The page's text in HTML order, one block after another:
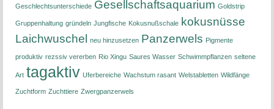
Geschlechtsunterschiede Gesellschaftsaquarium Goldstrip
Gruppenhaltung gründeln Jungfische Kokusnußschale kokusnüsse
Laichwuschel neu hinzusetzen Panzerwels Pigmente
produktiv rezssiv vererben Rio Xingu Saures Wasser Schwimmpflanzen seltene
Art tagaktiv Uferbereiche Wachstum rasant Welstabletten Wildfänge
Zuchtform Zuchttiere Zwergpanzerwels